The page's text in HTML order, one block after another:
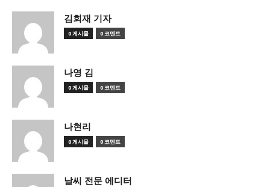
김회재 기자
0 게시물 0 코멘트
나영 김
0 게시물 0 코멘트
나현리
0 게시물 0 코멘트
날씨 전문 에디터